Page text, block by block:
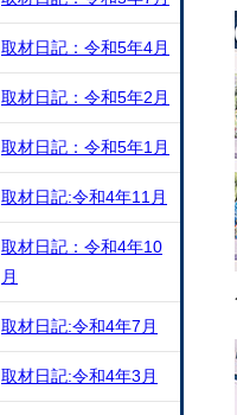
取材日記：令和5年4月
取材日記：令和5年2月
取材日記：令和5年1月
取材日記:令和4年11月
取材日記：令和4年10
月
取材日記:令和4年7月
取材日記:令和4年3月